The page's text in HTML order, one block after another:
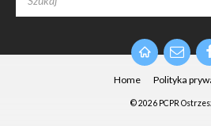
Home Polityka
© 2026 PCPR